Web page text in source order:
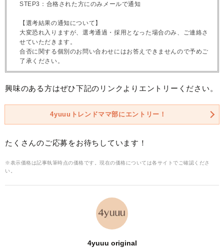
STEP3：合格された方にのみメールで通知
【選考結果の通知について】
大変恐れ入りますが、選考通過・採用となった場合のみ、ご連絡さ
せていただきます。
合否に関する個別のお問い合わせにはお答えできませんので予めご
了承ください。
興味のある方はぜひ下記のリンクよりエントリーください。
4yuuuトレンドママ部にエントリー！
たくさんのご応募をお待ちしています！
※表示価格は記事執筆時点の価格です。現在の価格については各サイトでご確認くださ
い。
4yuuu original